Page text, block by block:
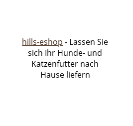
hills-eshop - Lassen Sie
sich Ihr Hunde- und
Katzenfutter nach
Hause liefern